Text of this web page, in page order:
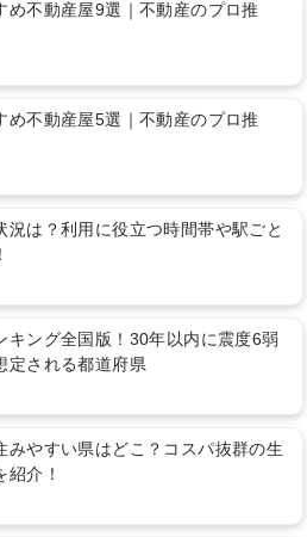
め不動産屋9選｜不動産のプロ推
め不動産屋5選｜不動産のプロ推
況は？利用に役立つ時間帯や駅ごと
キング全国版！30年以内に震度6弱
定される都道府県
みやすい県はどこ？コスパ抜群の生
紹介！